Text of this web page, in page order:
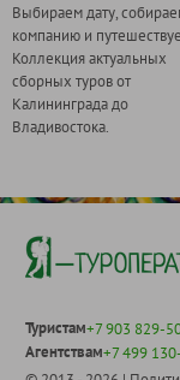
Выбираем дату,
компанию и
Коллекция актуальных
сборных туров от
Калининграда до
Владивостока.
Туристам+7 903 829-
Агентствам+7 499